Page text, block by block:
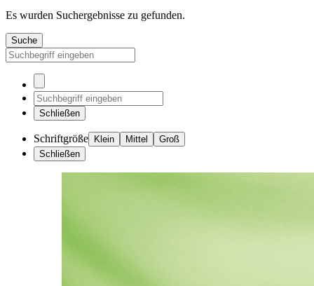
Es wurden Suchergebnisse zu gefunden.
Suche
Schließen
Schriftgröße Klein Mittel
Groß
Schließen